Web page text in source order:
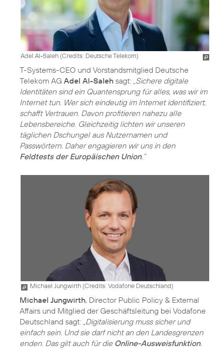
Adel Al-Saleh (Credits: Deutsche Telekom)
T-Systems-CEO und Vorstandsmitglied Deutsche
Telekom AG Adel Al-Saleh sagt: „Sichere digitale
Identitäten sind ein Quantensprung für alles, was wir im
Internet tun. Wer sich eindeutig im Internet identifiziert,
schafft Vertrauen. Davon profitieren nahezu alle
Lebensbereiche. Gleichzeitig lichten wir unseren
täglichen Dschungel aus Nutzernamen und
Passwörtern. Daher engagieren wir uns in den
Feldtests der Europäischen Union.“
Michael Jungwirth (Credits: Vodafone Deutschland)
Michael Jungwirth, Director Public Policy & External
Affairs und Mitglied der Geschäftsleitung bei Vodafone
Deutschland sagt: „Digitalisierung muss sicher und
einfach sein. Und sie darf nicht an den Landesgrenzen
enden. Das gilt auch für die Online-Ausweisfunktion.